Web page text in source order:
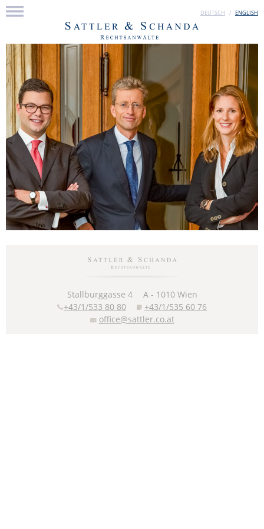
DEUTSCH ENGLISH
Stallburggasse 4 A - 1010 Wien
+43/1/533 80 80
+43/1/535 60 76
office@sattler.co.at